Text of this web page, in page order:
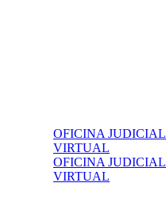
OFICINA JUDICIAL
VIRTUAL
OFICINA JUDICIAL
VIRTUAL